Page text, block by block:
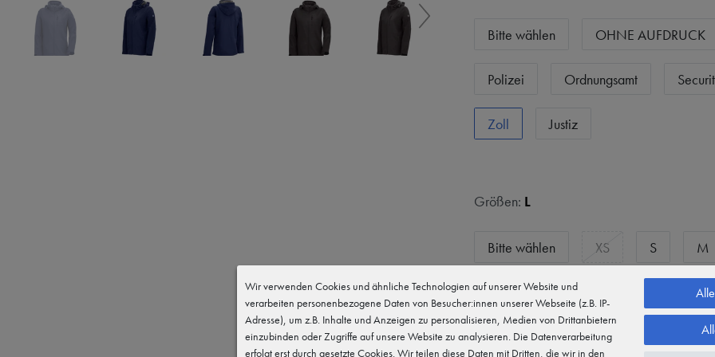
Bitte wählen OHNE AUFDRUCK
Polizei Ordnungsamt
Zoll Justiz
Größen: L
Bitte wählen XS S M
L XL
5XL
Wir verwenden Cookies und ähnliche Technologien auf unserer Website und
verarbeiten personenbezogene Daten von Besucher:innen unserer Webseite (z.B. IP-
Adresse), um z.B. Inhalte und Anzeigen zu personalisieren, Medien von Drittanbietern
einzubinden oder Zugriffe auf unsere Website zu analysieren. Die Datenverarbeitung
erfolgt erst durch gesetzte Cookies. Wir teilen diese Daten mit Dritten, die wir in den